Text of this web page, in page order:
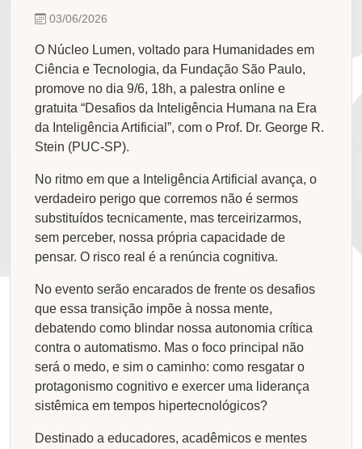
03/06/2026
O Núcleo Lumen, voltado para Humanidades em
Ciência e Tecnologia, da Fundação São Paulo,
promove no dia 9/6, 18h, a palestra online e
gratuita “Desafios da Inteligência Humana na Era
da Inteligência Artificial”, com o Prof. Dr. George R.
Stein (PUC-SP).
No ritmo em que a Inteligência Artificial avança, o
verdadeiro perigo que corremos não é sermos
substituídos tecnicamente, mas terceirizarmos,
sem perceber, nossa própria capacidade de
pensar. O risco real é a renúncia cognitiva.
No evento serão encarados de frente os desafios
que essa transição impõe à nossa mente,
debatendo como blindar nossa autonomia crítica
contra o automatismo. Mas o foco principal não
será o medo, e sim o caminho: como resgatar o
protagonismo cognitivo e exercer uma liderança
sistêmica em tempos hipertecnológicos?
Destinado a educadores, acadêmicos e mentes